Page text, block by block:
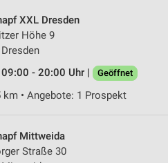
XXL Dresden
Höhe 9
- 20:00 Uhr |
Geöffnet
km • Angebote: 1 Prospekt
Mittweida
Straße 30